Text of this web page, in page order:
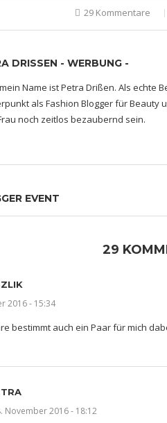
29 Kommentare
DRISSEN - WERBUNG -
Name ist Petra Drißen. Als echte
als Fashion Blogger für Beauty
noch zeitlos bezaubernd sein.
EVENT
29
2016 - 15:34
bestimmt auch ein Paar für mich
November 2016 - 18:12